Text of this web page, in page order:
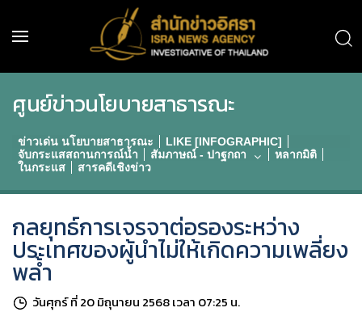
ศูนย์ข่าวนโยบายสาธารณะ
ข่าวเด่น นโยบายสาธารณะ
LIKE [INFOGRAPHIC]
จับกระแสสถานการณ์น้ำ
สัมภาษณ์ - ปาฐกถา
หลากมิติ
ในกระแส
สารคดีเชิงข่าว
กลยุทธ์การเจรจาต่อรองระหว่าง
ประเทศของผู้นำไม่ให้เกิดความเพลี่ยง
พล้ำ
วันศุกร์ ที่ 20 มิถุนายน 2568 เวลา 07:25 น.